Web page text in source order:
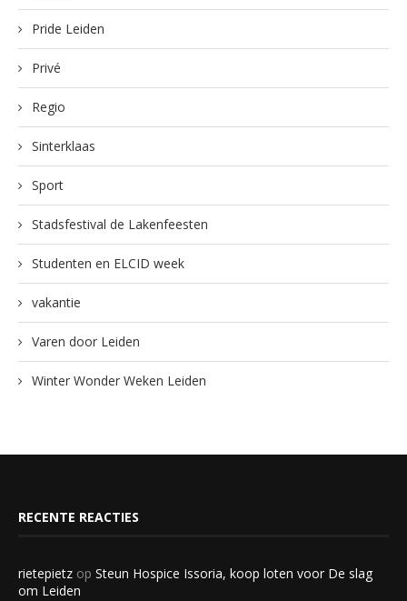
Pride Leiden
Privé
Regio
Sinterklaas
Sport
Stadsfestival de Lakenfeesten
Studenten en ELCID week
vakantie
Varen door Leiden
Winter Wonder Weken Leiden
RECENTE REACTIES
rietepietz op Steun Hospice Issoria, koop loten voor De slag
om Leiden